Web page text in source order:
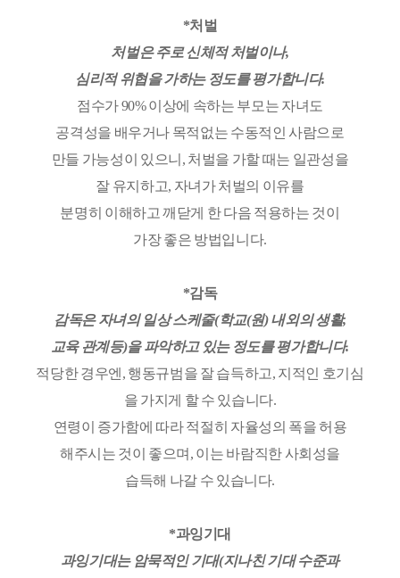
*처벌
처벌은 주로 신체적 처벌이나,
심리적 위협을 가하는 정도를 평가합니다.
점수가 90% 이상에 속하는 부모는 자녀도
공격성을 배우거나 목적없는 수동적인 사람으로
만들 가능성이 있으니, 처벌을 가할 때는 일관성을
잘 유지하고, 자녀가 처벌의 이유를
분명히 이해하고 깨닫게 한 다음 적용하는 것이
가장 좋은 방법입니다.
*감독
감독은 자녀의 일상 스케줄(학교(원) 내외의 생활,
교육 관계등)을 파악하고 있는 정도를 평가합니다.
적당한 경우엔, 행동규범을 잘 습득하고, 지적인 호기심
을 가지게 할 수 있습니다.
연령이 증가함에 따라 적절히 자율성의 폭을 허용
해주시는 것이 좋으며, 이는 바람직한 사회성을
습득해 나갈 수 있습니다.
*과잉기대
과잉기대는 암묵적인 기대(지나친 기대 수준과